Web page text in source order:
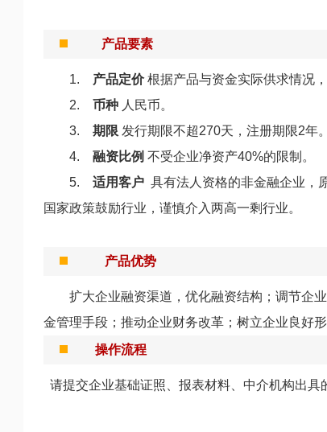
产品要素
1. 产品定价根据产品与资金实际供求情况，
2. 币种 人民币。
3. 期限 发行期限不超270天，注册期限2年。
4. 融资比例 不受企业净资产40%的限制。
5. 适用客户 具有法人资格的非金融企业，
国家政策鼓励行业，谨慎介入两高一剩行业。
产品优势
扩大企业融资渠道，优化融资结构；调节企业
金管理手段；推动企业财务改革；树立企业良好形
操作流程
请提交企业基础证照、报表材料、中介机构出具